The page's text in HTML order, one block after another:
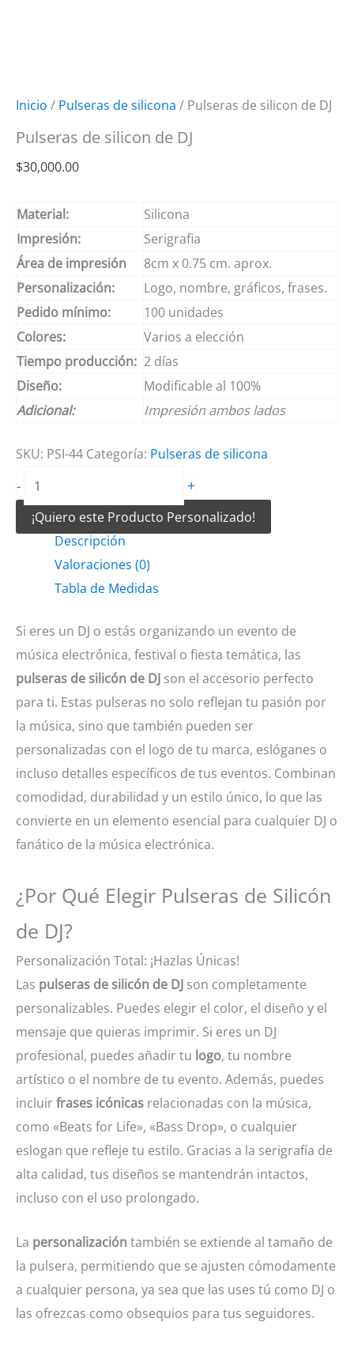
Inicio / Pulseras de silicona / Pulseras de silicon de DJ
Pulseras de silicon de DJ
$30,000.00
Material:
Silicona
Impresión:
Serigrafia
Área de impresión
8cm x 0.75 cm. aprox.
Personalización:
Logo, nombre, gráficos, frases.
Pedido mínimo:
100 unidades
Colores:
Varios a elección
Tiempo producción: 2 días
Diseño:
Modificable al 100%
Adicional:
Impresión ambos lados
SKU: PSI-44 Categoría: Pulseras de silicona
-
de
silicon
cantidad
+
¡Quiero este Producto Personalizado!
Descripción
Valoraciones (0)
Tabla de Medidas
Si eres un DJ o estás organizando un evento de
música electrónica, festival o fiesta temática, las
pulseras de silicón de DJ son el accesorio perfecto
para ti. Estas pulseras no solo reflejan tu pasión por
la música, sino que también pueden ser
personalizadas con el logo de tu marca, eslóganes o
incluso detalles específicos de tus eventos. Combinan
comodidad, durabilidad y un estilo único, lo que las
convierte en un elemento esencial para cualquier DJ o
fanático de la música electrónica.
¿Por Qué Elegir Pulseras de Silicón
de DJ?
Personalización Total: ¡Hazlas Únicas!
Las pulseras de silicón de DJ son completamente
personalizables. Puedes elegir el color, el diseño y el
mensaje que quieras imprimir. Si eres un DJ
profesional, puedes añadir tu logo, tu nombre
artístico o el nombre de tu evento. Además, puedes
incluirfrases icónicas relacionadas con la música,
como «Beats for Life», «Bass Drop», o cualquier
eslogan que refleje tu estilo. Gracias a la serigrafía de
alta calidad, tus diseños se mantendrán intactos,
incluso con el uso prolongado.
La personalización también se extiende al tamaño de
la pulsera, permitiendo que se ajusten cómodamente
a cualquier persona, ya sea que las uses tú como DJ o
las ofrezcas como obsequios para tus seguidores.